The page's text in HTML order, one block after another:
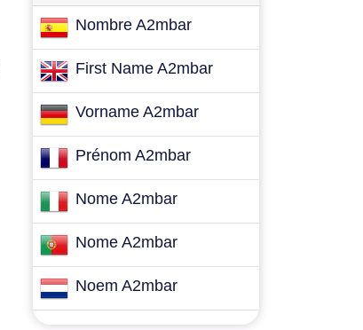
Nombre A2mbar
First Name A2mbar
Vorname A2mbar
Prénom A2mbar
Nome A2mbar
Nome A2mbar
Noem A2mbar